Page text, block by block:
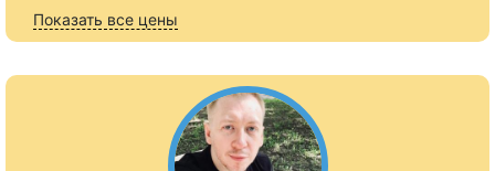
Показать все цены